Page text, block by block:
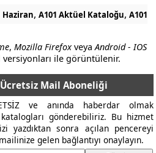
Haziran, A101 Aktüel Kataloğu, A101
,Mozilla Firefox veyaAndroid - IOS
versiyonları ile görüntülenir.
Mail Aboneliği
ve anında haberdar olmak
gönderebiliriz. Bu hizmet
yazdıktan sonra açılan pencereyi
gelen bağlantıyı onaylayın.